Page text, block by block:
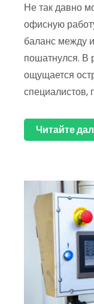
Не так давно
офисную
баланс между
пошатнулся. В
ощущается
специалистов,
Читайте